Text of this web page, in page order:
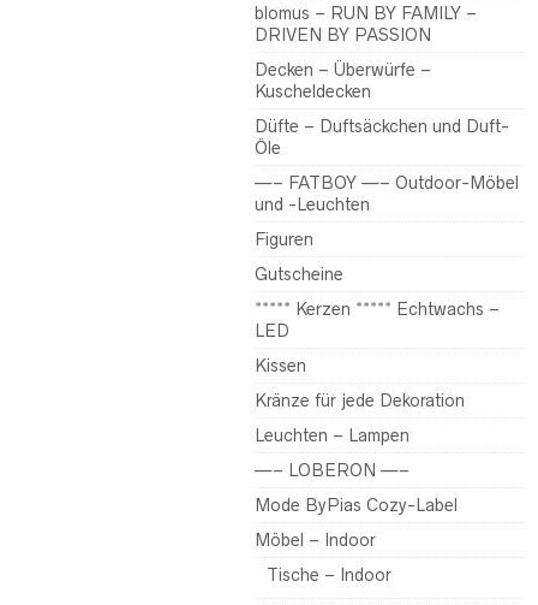
blomus – RUN BY FAMILY –
DRIVEN BY PASSION
Decken – Überwürfe –
Kuscheldecken
Düfte – Duftsäckchen und Duft-
Öle
—– FATBOY —– Outdoor-Möbel
und -Leuchten
Figuren
Gutscheine
***** Kerzen ***** Echtwachs –
LED
Kissen
Kränze für jede Dekoration
Leuchten – Lampen
—– LOBERON —–
Mode ByPias Cozy-Label
Möbel – Indoor
Tische – Indoor